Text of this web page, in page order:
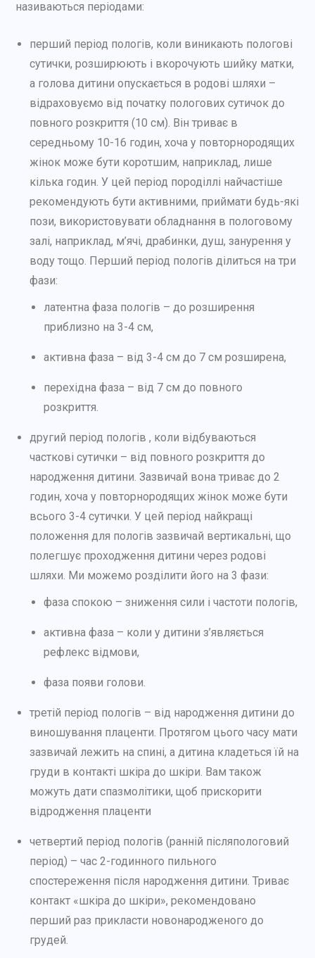
називаються періодами:
перший період пологів, коли виникають пологові
сутички, розширюють і вкорочують шийку матки,
а голова дитини опускається в родові шляхи –
відраховуємо від початку пологових сутичок до
повного розкриття (10 см). Він триває в
середньому 10-16 годин, хоча у повторнородящих
жінок може бути коротшим, наприклад, лише
кілька годин. У цей період породіллі найчастіше
рекомендують бути активними, приймати будь-які
пози, використовувати обладнання в пологовому
залі, наприклад, м’ячі, драбинки, душ, занурення у
воду тощо. Перший період пологів ділиться на три
фази:
латентна фаза пологів – до розширення
приблизно на 3-4 см,
активна фаза – від 3-4 см до 7 см розширена,
перехідна фаза – від 7 см до повного
розкриття.
другий період пологів , коли відбуваються
часткові сутички – від повного розкриття до
народження дитини. Зазвичай вона триває до 2
годин, хоча у повторнородящих жінок може бути
всього 3-4 сутички. У цей період найкращі
положення для пологів зазвичай вертикальні, що
полегшує проходження дитини через родові
шляхи. Ми можемо розділити його на 3 фази:
фаза спокою – зниження сили і частоти пологів,
активна фаза – коли у дитини з’являється
рефлекс відмови,
фаза появи голови.
третій період пологів – від народження дитини до
виношування плаценти. Протягом цього часу мати
зазвичай лежить на спині, а дитина кладеться їй на
груди в контакті шкіра до шкіри. Вам також
можуть дати спазмолітики, щоб прискорити
відродження плаценти
четвертий період пологів (ранній післяпологовий
період) – час 2-годинного пильного
спостереження після народження дитини. Триває
контакт «шкіра до шкіри», рекомендовано
перший раз прикласти новонародженого до
грудей.